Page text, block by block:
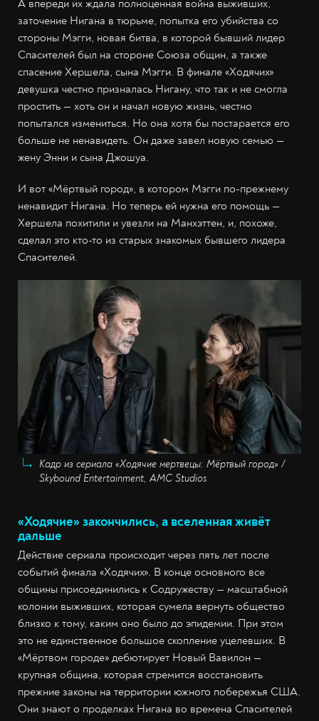
А впереди их ждала полноценная война выживших,
заточение Нигана в тюрьме, попытка его убийства со
стороны Мэгги, новая битва, в которой бывший лидер
Спасителей был на стороне Союза общин, а также
спасение Хершела, сына Мэгги. В финале «Ходячих»
девушка честно призналась Нигану, что так и не смогла
простить — хоть он и начал новую жизнь, честно
попытался измениться. Но она хотя бы постарается его
больше не ненавидеть. Он даже завел новую семью —
жену Энни и сына Джошуа.
И вот «Мёртвый город», в котором Мэгги по-прежнему
ненавидит Нигана. Но теперь ей нужна его помощь —
Хершела похитили и увезли на Манхэттен, и, похоже,
сделал это кто-то из старых знакомых бывшего лидера
Спасителей.
Кадр из сериала «Ходячие мертвецы: Мёртвый город» /
Skybound Entertainment, AMC Studios
«Ходячие» закончились, а вселенная живёт
дальше
Действие сериала происходит через пять лет после
событий финала «Ходячих». В конце основного все
общины присоединились к Содружеству — масштабной
колонии выживших, которая сумела вернуть общество
близко к тому, каким оно было до эпидемии. При этом
это не единственное большое скопление уцелевших. В
«Мёртвом городе» дебютирует Новый Вавилон —
крупная община, которая стремится восстановить
прежние законы на территории южного побережья США.
Они знают о проделках Нигана во времена Спасителей